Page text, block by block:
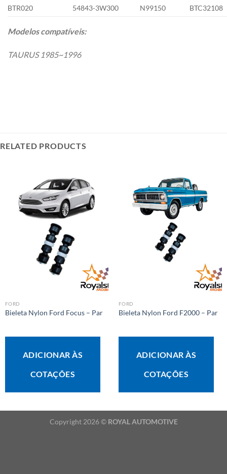
BTR020 54843-3W300 N99150 BTC32108
Modelos compatíveis:
TAURUS 1985~1996
RELATED PRODUCTS
FORD
Bieleta Nylon Ford Focus – Par
ADICIONAR ÀS
COTAÇÕES
FORD
Bieleta Nylon Ford F2000 – Par
ADICIONAR ÀS
COTAÇÕES
Copyright 2026 © ROYAL AUTOMOTIVE